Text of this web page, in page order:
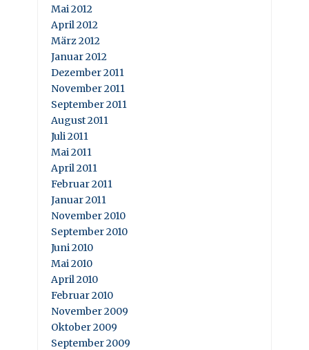
Mai 2012
April 2012
März 2012
Januar 2012
Dezember 2011
November 2011
September 2011
August 2011
Juli 2011
Mai 2011
April 2011
Februar 2011
Januar 2011
November 2010
September 2010
Juni 2010
Mai 2010
April 2010
Februar 2010
November 2009
Oktober 2009
September 2009